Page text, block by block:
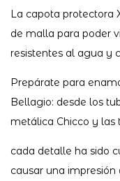
La capota protectora
de malla para poder
resistentes al agua y
Prepárate para
Bellagio: desde los
metálica Chicco y las
cada detalle ha sido
causar una impresión